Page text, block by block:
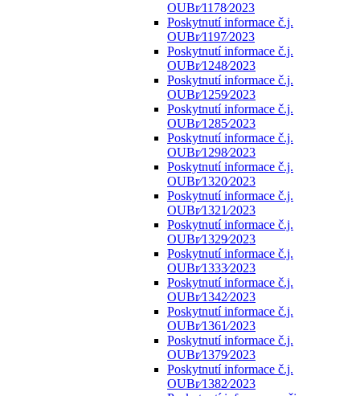
OUBr⁄1178⁄2023
Poskytnutí informace č.j.
OUBr⁄1197⁄2023
Poskytnutí informace č.j.
OUBr⁄1248⁄2023
Poskytnutí informace č.j.
OUBr⁄1259⁄2023
Poskytnutí informace č.j.
OUBr⁄1285⁄2023
Poskytnutí informace č.j.
OUBr⁄1298⁄2023
Poskytnutí informace č.j.
OUBr⁄1320⁄2023
Poskytnutí informace č.j.
OUBr⁄1321⁄2023
Poskytnutí informace č.j.
OUBr⁄1329⁄2023
Poskytnutí informace č.j.
OUBr⁄1333⁄2023
Poskytnutí informace č.j.
OUBr⁄1342⁄2023
Poskytnutí informace č.j.
OUBr⁄1361⁄2023
Poskytnutí informace č.j.
OUBr⁄1379⁄2023
Poskytnutí informace č.j.
OUBr⁄1382⁄2023